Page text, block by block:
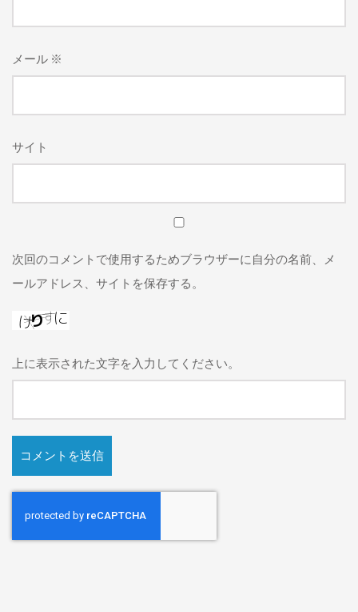
メール ※
サイト
次回のコメントで使用するためブラウザーに自分の名前、メ
ールアドレス、サイトを保存する。
上に表示された文字を入力してください。